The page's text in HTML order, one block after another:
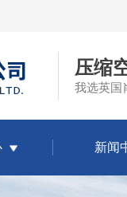
压缩
我选英国
新闻